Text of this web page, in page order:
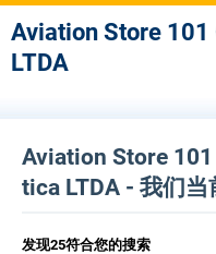
Aviation Store
LTDA
Aviation Store
tica LTDA - 我们
发现25符合您的搜索